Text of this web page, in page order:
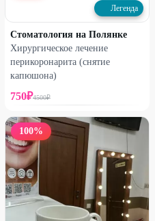
Легенда
Стоматология на Полянке
Хирургическое лечение
перикоронарита (снятие
капюшона)
750₽4500₽
100%